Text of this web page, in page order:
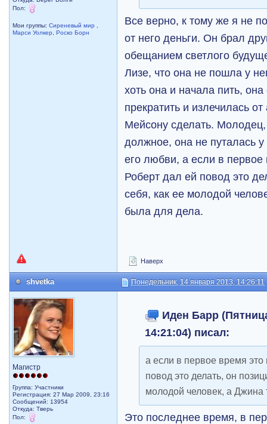
Пол:
Мои группы:Сиреневый мир
Марси Уолкер
,Роско Борн
Все верно, к тому же я не
от него деньги. Он брал
обещанием светлого
Лизе, что она не пошла у
хоть она и начала пить,
прекратить и излечилась
Мейсону сделать.
должное, она не путалась
его любви, а если в
Роберт дал ей повод это
себя, как ее молодой
была для дела.
Наверх
shvetka Понедельник, 14 января 2013, 14:26:11
Магистр
Группа: Участники
Регистрация: 27 Мар 2009, 23:16
Сообщений: 13954
Откуда: Тверь
Пол:
Иден Барр
14:21:04) писал:
а если в первое время
повод это делать, он
молодой человек, а
Это последнее время, в